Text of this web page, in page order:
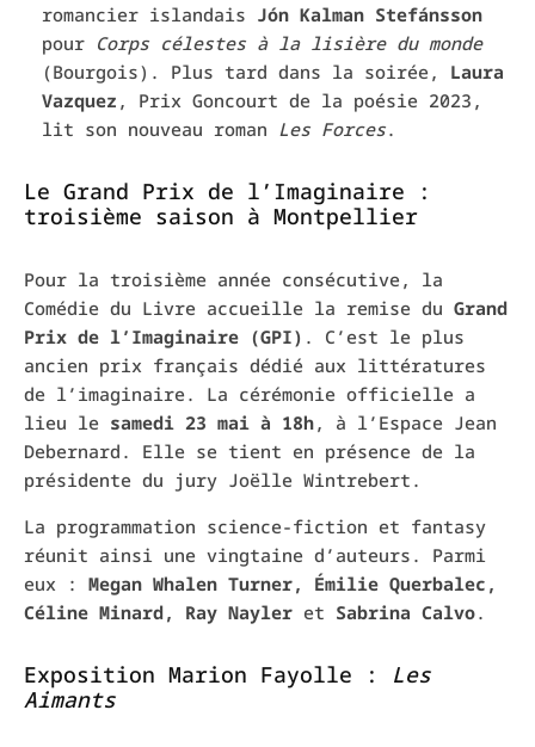
romancier islandais Jón Kalman Stefánsson
pour Corps célestes à la lisière du monde
(Bourgois). Plus tard dans la soirée, Laura
Vazquez , Prix Goncourt de la poésie 2023,
lit son nouveau roman Les Forces.
Le Grand Prix de l’Imaginaire :
troisième saison à Montpellier
Pour la troisième année consécutive, la
Comédie du Livre accueille la remise du Grand
Prix de l’Imaginaire (GPI) . C’est le plus
ancien prix français dédié aux littératures
de l’imaginaire. La cérémonie officielle a
lieu le samedi 23 mai à 18h, à l’Espace Jean
Debernard. Elle se tient en présence de la
présidente du jury Joëlle Wintrebert.
La programmation science-fiction et fantasy
réunit ainsi une vingtaine d’auteurs. Parmi
eux : Megan Whalen Turner, Émilie Querbalec,
Céline Minard, Ray Nayler et Sabrina Calvo.
Exposition Marion Fayolle : Les
Aimants